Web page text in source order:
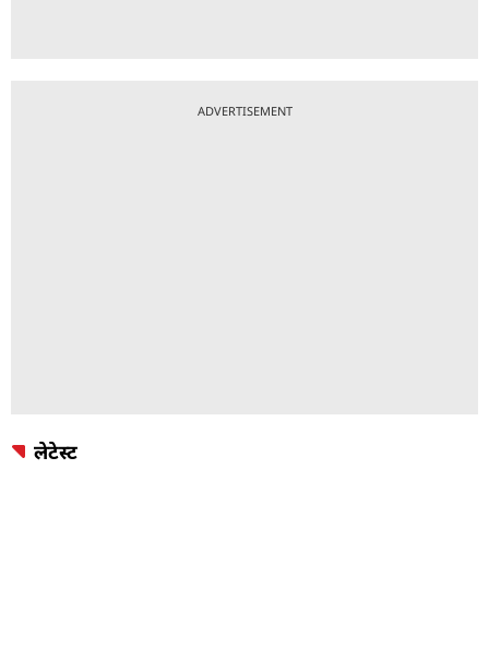
ADVERTISEMENT
लेटेस्ट